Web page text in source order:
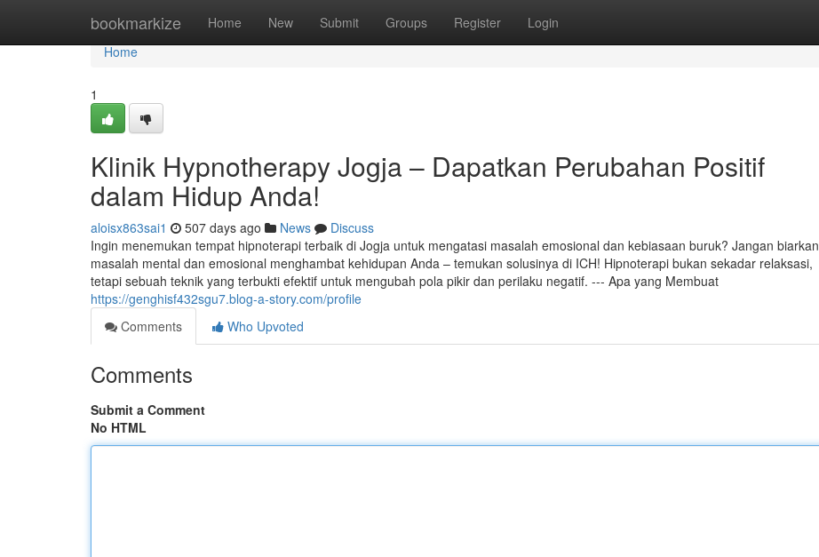
bookmarkize Home New Submit Groups Register Login
Home
Home
1
Klinik Hypnotherapy Jogja – Dapatkan Perubahan Positif
dalam Hidup Anda!
aloisx863sai1 507 days ago News
Discuss
Ingin menemukan tempat hipnoterapi terbaik di Jogja untuk mengatasi masalah emosional dan kebiasaan buruk? Jangan biarkan
masalah mental dan emosional menghambat kehidupan Anda – temukan solusinya di ICH! Hipnoterapi bukan sekadar relaksasi,
tetapi sebuah teknik yang terbukti efektif untuk mengubah pola pikir dan perilaku negatif. --- Apa yang Membuat
https://genghisf432sgu7.blog-a-story.com/profile
Comments
Who Upvoted
Comments
Submit a Comment
No HTML